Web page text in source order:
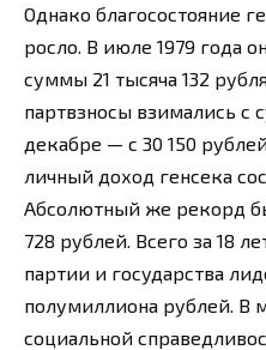
Однако благосостояние
росло. В июле 1979 года
суммы 21 тысяча 132
партвзносы взимались с
декабре — с 30 150
личный доход генсека
Абсолютный же рекорд
728 рублей. Всего за 18
партии и государства
полумиллиона рублей. В
социальной